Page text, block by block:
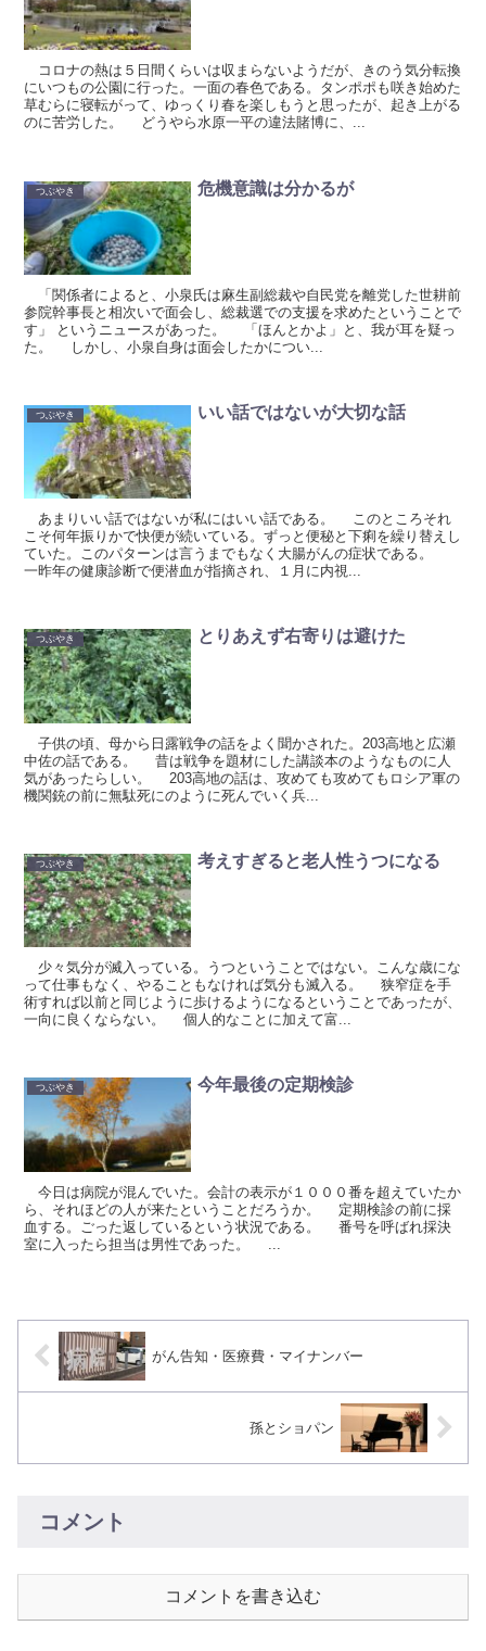
コロナの熱は５日間くらいは収まらないようだが、きのう気分転換
にいつもの公園に行った。一面の春色である。タンポポも咲き始めた
草むらに寝転がって、ゆっくり春を楽しもうと思ったが、起き上がる
のに苦労した。 どうやら水原一平の違法賭博に、...
つぶやき 危機意識は分かるが
「関係者によると、小泉氏は麻生副総裁や自民党を離党した世耕前
参院幹事長と相次いで面会し、総裁選での支援を求めたということで
す」 というニュースがあった。 「ほんとかよ」と、我が耳を疑っ
た。 しかし、小泉自身は面会したかについ...
つぶやき いい話ではないが大切な話
あまりいい話ではないが私にはいい話である。 このところそれ
こそ何年振りかで快便が続いている。ずっと便秘と下痢を繰り替えし
ていた。このパターンは言うまでもなく大腸がんの症状である。
一昨年の健康診断で便潜血が指摘され、１月に内視...
つぶやき とりあえず右寄りは避けた
子供の頃、母から日露戦争の話をよく聞かされた。203高地と広瀬
中佐の話である。 昔は戦争を題材にした講談本のようなものに人
気があったらしい。 203高地の話は、攻めても攻めてもロシア軍の
機関銃の前に無駄死にのように死んでいく兵...
つぶやき 考えすぎると老人性うつになる
少々気分が滅入っている。うつということではない。こんな歳にな
って仕事もなく、やることもなければ気分も滅入る。 狭窄症を手
術すれば以前と同じように歩けるようになるということであったが、
一向に良くならない。 個人的なことに加えて富...
つぶやき 今年最後の定期検診
今日は病院が混んでいた。会計の表示が１０００番を超えていたか
ら、それほどの人が来たということだろうか。 定期検診の前に採
血する。ごった返しているという状況である。 番号を呼ばれ採決
室に入ったら担当は男性であった。 ...
がん告知・医療費・マイナンバー
孫とショパン
コメント
コメントを書き込む